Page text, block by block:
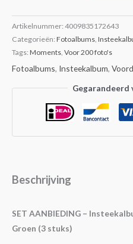
Artikelnummer: 4009835172643
Categorieën: Fotoalbums
Tags: Moments Voor 200 foto's
Fotoalbums, Insteekalbum,
Gegarandeerd
Beschrijving
SET AANBIEDING –
Groen (3 stuks)